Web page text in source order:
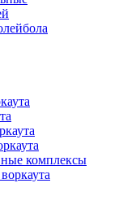
комплексы